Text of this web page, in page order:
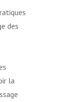
des
la